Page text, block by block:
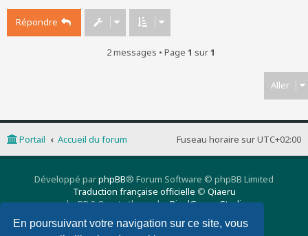
En poursuivant votre navigation sur ce site, vous
Répondre
2 messages • Page 1 sur1
Aller
Fuseau horaire surUTC+02:00
Portail Accueil du forum
Développé parphpBB® Forum Software © phpBB Limited
Traduction française officielle © Qiaeru
phpBB 3 Quarto theme byPixelGoose Studio
Confidentialité
Conditions